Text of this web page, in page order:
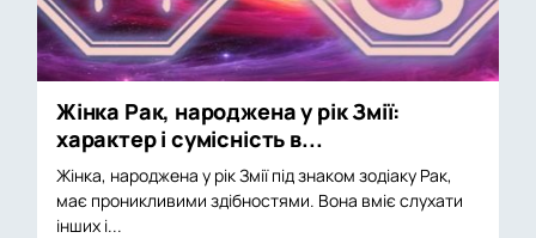
Жінка Рак, народжена у рік Змії:
характер і сумісність в...
Жінка, народжена у рік Змії під знаком зодіаку Рак,
має проникливими здібностями. Вона вміє слухати
інших і...